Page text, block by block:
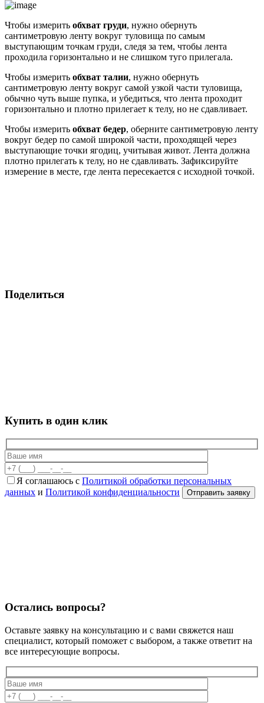
Чтобы измерить обхват груди, нужно обернуть
сантиметровую ленту вокруг туловища по самым
выступающим точкам груди, следя за тем, чтобы лента
проходила горизонтально и не слишком туго прилегала.
Чтобы измерить обхват талии, нужно обернуть
сантиметровую ленту вокруг самой узкой части туловища,
обычно чуть выше пупка, и убедиться, что лента проходит
горизонтально и плотно прилегает к телу, но не сдавливает.
Чтобы измерить обхват бедер, оберните сантиметровую ленту
вокруг бедер по самой широкой части, проходящей через
выступающие точки ягодиц, учитывая живот. Лента должна
плотно прилегать к телу, но не сдавливать. Зафиксируйте
измерение в месте, где лента пересекается с исходной точкой.
Поделиться
Купить в один клик
Я соглашаюсь с Политикой обработки персональных
данных и Политикой конфиденциальности
Остались вопросы?
Оставьте заявку на консультацию и с вами свяжется наш
специалист, который поможет с выбором, а также ответит на
все интересующие вопросы.